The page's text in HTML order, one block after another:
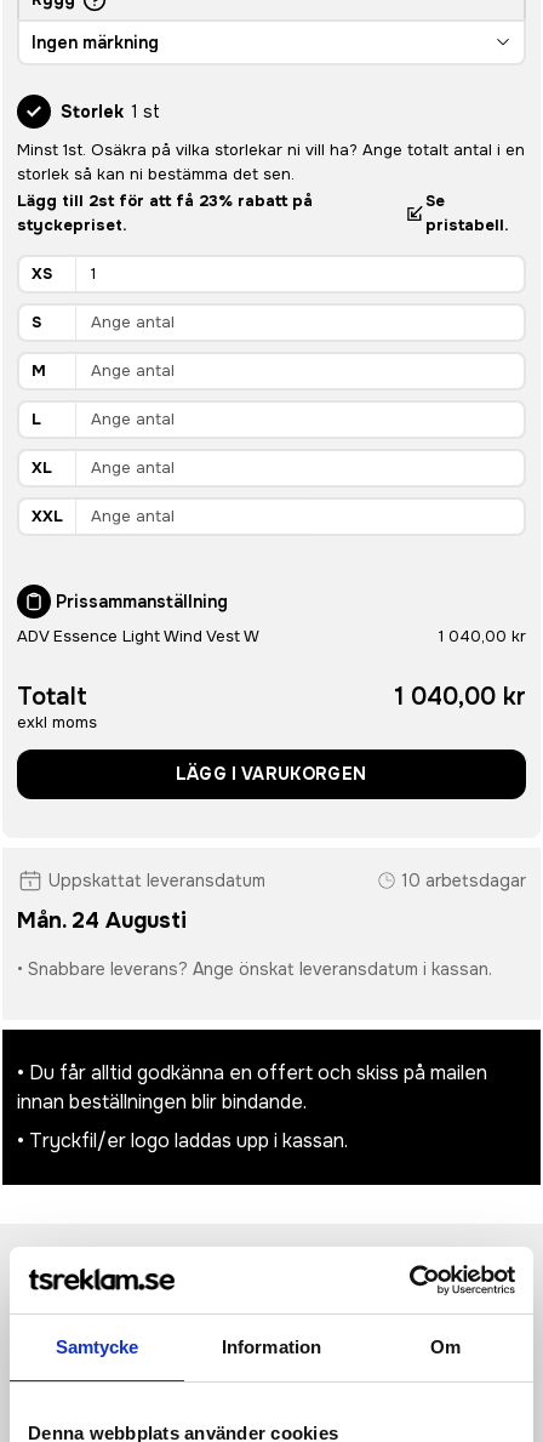
Samtycke Information Om
Denna webbplats använder cookies
Ingen märkning
Storlek 1 st
Minst 1st. Osäkra på vilka storlekar ni vill ha? Ange totalt antal i en
storlek så kan ni bestämma det sen.
Lägg till 2st för att få 23% rabatt på
styckepriset.
Se
pristabell.
XS
S
M
L
XL
XXL
Prissammanställning
ADV Essence Light Wind Vest W 1 040,00 kr
Totalt
exkl moms
1 040,00 kr
LÄGG I VARUKORGEN
Uppskattat leveransdatum 10 arbetsdagar
Mån. 24 Augusti
• Snabbare leverans? Ange önskat leveransdatum i kassan.
• Du får alltid godkänna en offert och skiss på mailen
innan beställningen blir bindande.
• Tryckfil/er logo laddas upp i kassan.
Produktinformation Recensioner (954st)
En cykelväst är ett givet plagg i varje seriös cykelgarderob.
Med den ultralätta Essence Light Wind Vest (43 g/m2) i
skiftande väderförhållanden. Västen är utrustad med vind- och